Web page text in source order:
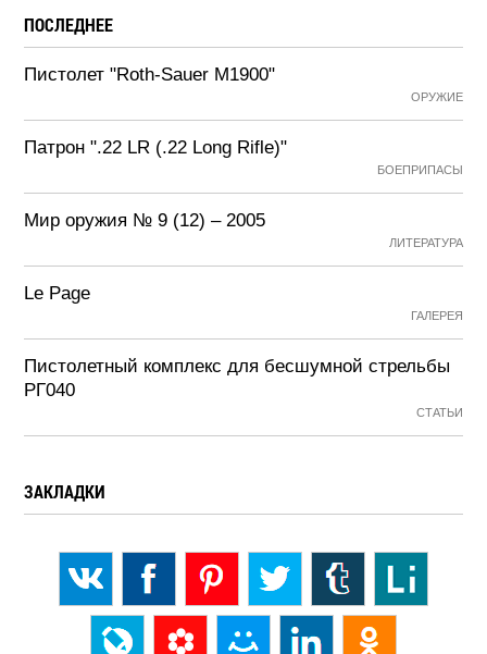
ПОСЛЕДНЕЕ
Пистолет "Roth-Sauer M1900"
ОРУЖИЕ
Патрон ".22 LR (.22 Long Rifle)"
БОЕПРИПАСЫ
Мир оружия № 9 (12) – 2005
ЛИТЕРАТУРА
Le Page
ГАЛЕРЕЯ
Пистолетный комплекс для бесшумной стрельбы
РГ040
СТАТЬИ
ЗАКЛАДКИ